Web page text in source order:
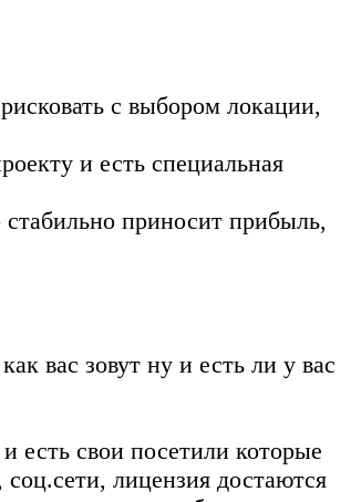
с выбором локации,
и есть специальная
приносит прибыль,
вас зовут ну и есть ли у вас
есть свои посетили которые
лицензия достаются